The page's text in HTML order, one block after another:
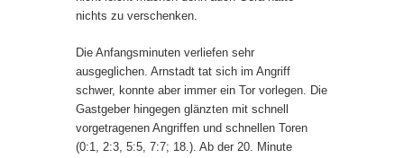
nichts zu verschenken.
Die Anfangsminuten verliefen sehr
ausgeglichen. Arnstadt tat sich im Angriff
schwer, konnte aber immer ein Tor vorlegen. Die
Gastgeber hingegen glänzten mit schnell
vorgetragenen Angriffen und schnellen Toren
(0:1, 2:3, 5:5, 7:7; 18.). Ab der 20. Minute